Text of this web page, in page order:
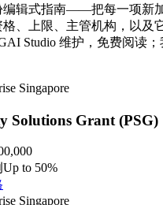
编辑式指南——把每一项新
、上限、主管机构，以及
Studio 维护，免费阅读
Singapore
Solutions Grant (PSG)
Up to 50%
Singapore